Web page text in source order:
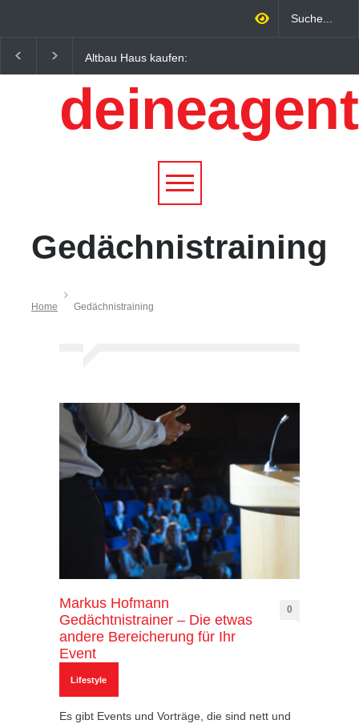
Altbau Haus kaufen:
Unterschiede zwischen
Süddeutschland und
Österreich einfach erklärt
Wirtschaftsfaktor: Wie
Qualitätstourismus
profitieren
Gedächnistraining
Home Gedächnistraining
Markus Hofmann
Gedächtnistrainer – Die etwas
andere Bereicherung für Ihr
Event
0
Lifestyle
Es gibt Events und Vorträge, die sind nett und